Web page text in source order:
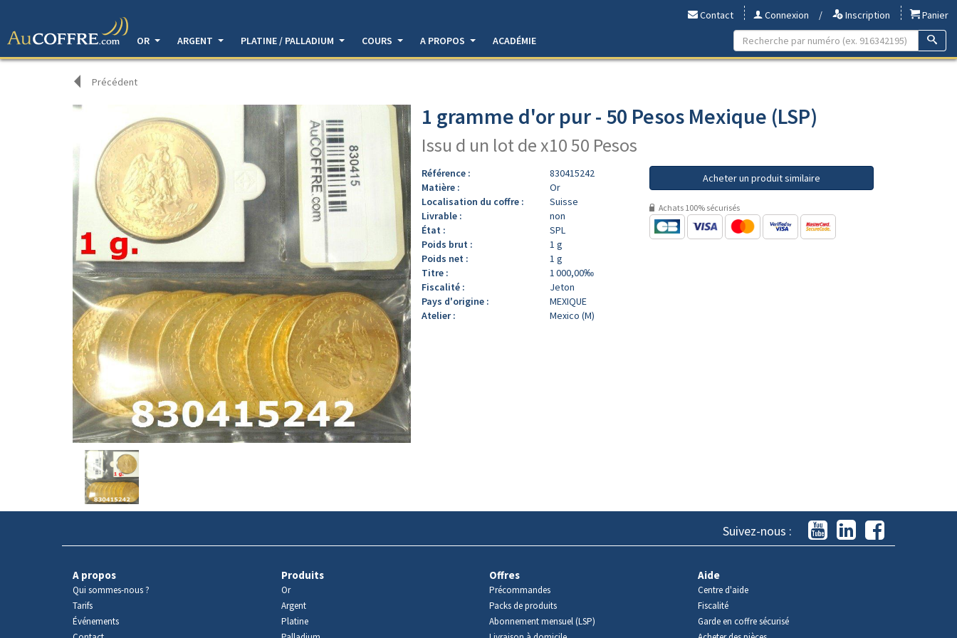
Contact Connexion / Inscription
Panier
OR
ARGENT PLATINE / PALLADIUM COURS A PROPOS ACADÉMIE
Précédent
Avers
produit
1 gramme d'or pur - 50 Pesos Mexique (LSP)
Issu d un lot de x10 50 Pesos
Référence :
830415242
Matière :
Or
Localisation du coffre :
Suisse
Livrable :
non
État :
SPL
Poids brut :
1 g
Poids net :
1 g
Titre :
1 000,00‰
Fiscalité :
Jeton
Pays d'origine :
MEXIQUE
Atelier :
Mexico (M)
Acheter un produit similaire
Achats 100% sécurisés
Suivez-nous :
A propos
Qui sommes-nous ?
Tarifs
Événements
Produits
Or
Argent
Platine
Offres
Précommandes
Packs de produits
Abonnement mensuel (LSP)
Aide
Centre d'aide
Fiscalité
Garde en coffre sécurisé